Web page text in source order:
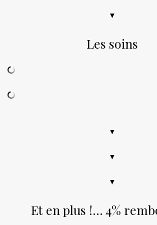
▼
Les soins
▼
▼
▼
Et en plus !… 4%